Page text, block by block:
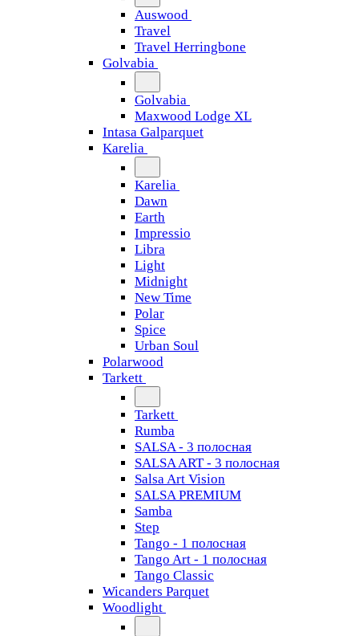
Auswood
Travel
Travel Herringbone
Golvabia
Golvabia
Maxwood Lodge XL
Intasa Galparquet
Karelia
Karelia
Dawn
Earth
Impressio
Libra
Light
Midnight
New Time
Polar
Spice
Urban Soul
Polarwood
Tarkett
Tarkett
Rumba
SALSA - 3 полосная
SALSA ART - 3 полосная
Salsa Art Vision
SALSA PREMIUM
Samba
Step
Tango - 1 полосная
Tango Art - 1 полосная
Tango Classiс
Wicanders Parquet
Woodlight